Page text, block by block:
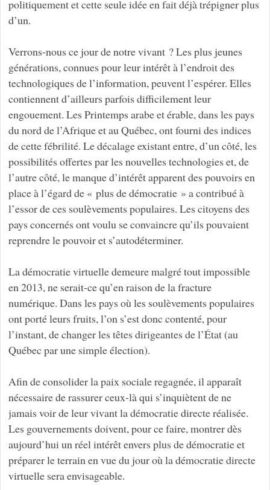
politiquement et cette seule idée en fait déjà trépigner plus
d’un.
Verrons-nous ce jour de notre vivant ? Les plus jeunes
générations, connues pour leur intérêt à l’endroit des
technologiques de l’information, peuvent l’espérer. Elles
contiennent d’ailleurs parfois difficilement leur
engouement. Les Printemps arabe et érable, dans les pays
du nord de l’Afrique et au Québec, ont fourni des indices
de cette fébrilité. Le décalage existant entre, d’un côté, les
possibilités offertes par les nouvelles technologies et, de
l’autre côté, le manque d’intérêt apparent des pouvoirs en
place à l’égard de « plus de démocratie » a contribué à
l’essor de ces soulèvements populaires. Les citoyens des
pays concernés ont voulu se convaincre qu’ils pouvaient
reprendre le pouvoir et s’autodéterminer.
La démocratie virtuelle demeure malgré tout impossible
en 2013, ne serait-ce qu’en raison de la fracture
numérique. Dans les pays où les soulèvements populaires
ont porté leurs fruits, l’on s’est donc contenté, pour
l’instant, de changer les têtes dirigeantes de l’État (au
Québec par une simple élection).
Afin de consolider la paix sociale regagnée, il apparaît
nécessaire de rassurer ceux-là qui s’inquiètent de ne
jamais voir de leur vivant la démocratie directe réalisée.
Les gouvernements doivent, pour ce faire, montrer dès
aujourd’hui un réel intérêt envers plus de démocratie et
préparer le terrain en vue du jour où la démocratie directe
virtuelle sera envisageable.